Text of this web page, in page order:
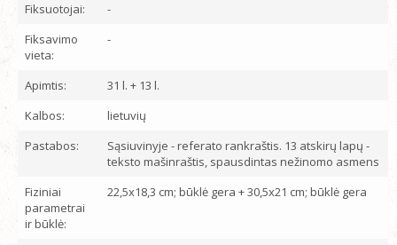
Fiksuotojai:
-
Fiksavimo
vieta:
-
Apimtis:
31 l. + 13 l.
Kalbos:
lietuvių
Pastabos:
Sąsiuvinyje - referato rankraštis. 13 atskirų lapų -
teksto mašinraštis, spausdintas nežinomo asmens
Fiziniai
parametrai
ir būklė:
22,5x18,3 cm; būklė gera + 30,5x21 cm; būklė gera